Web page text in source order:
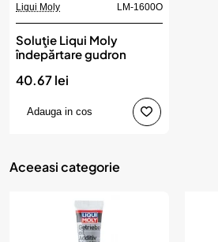
Liqui Moly LM-1600O
Soluţie Liqui Moly
îndepărtare gudron
40.67 lei
Adauga in cos
Aceeasi categorie